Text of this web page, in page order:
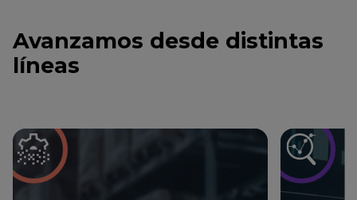
Avanzamos desde distintas
líneas